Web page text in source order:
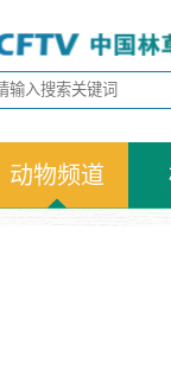
动物频道